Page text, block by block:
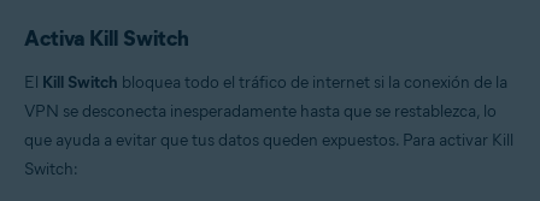
Activa Kill Switch
El Kill Switch bloquea todo el tráfico de internet si la conexión de la
VPN se desconecta inesperadamente hasta que se restablezca, lo
que ayuda a evitar que tus datos queden expuestos. Para activar Kill
Switch: